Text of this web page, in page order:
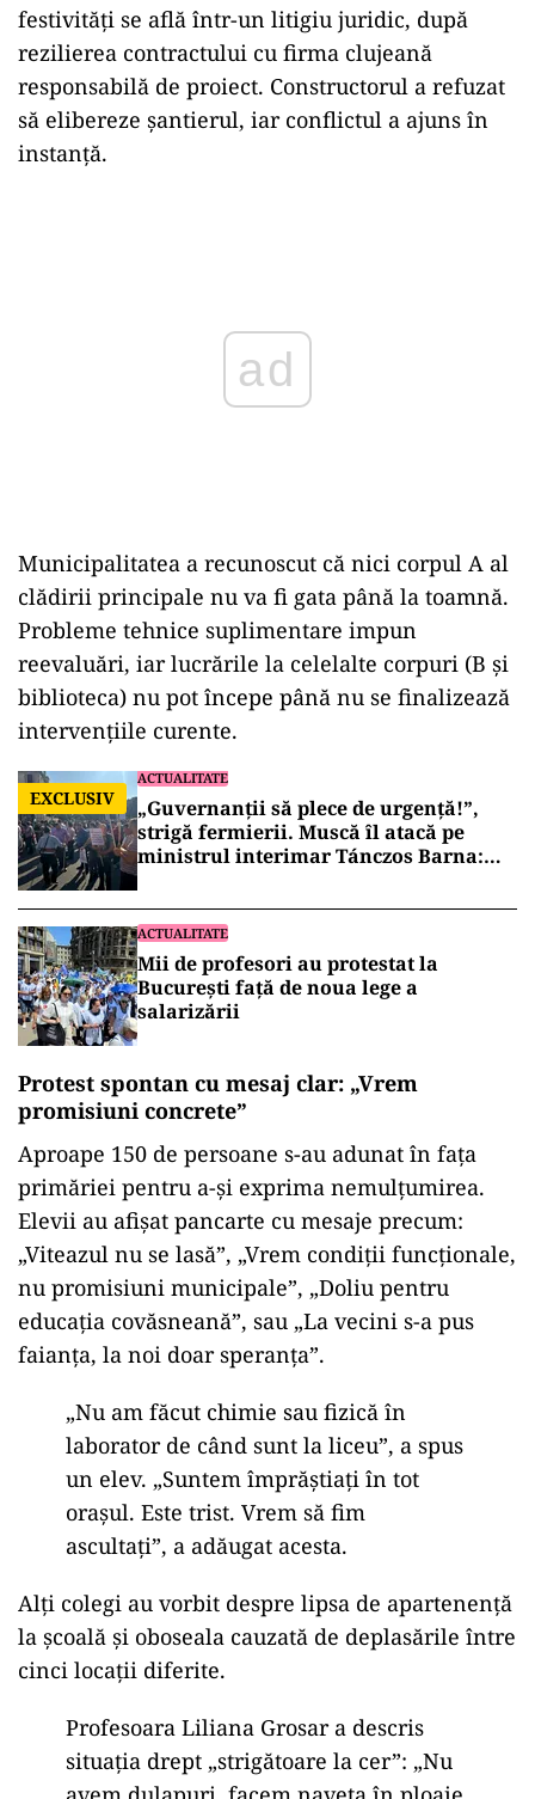
festivități se află într-un litigiu juridic, după
rezilierea contractului cu firma clujeană
responsabilă de proiect. Constructorul a refuzat
să elibereze șantierul, iar conflictul a ajuns în
instanță.
Municipalitatea a recunoscut că nici corpul A al
clădirii principale nu va fi gata până la toamnă.
Probleme tehnice suplimentare impun
reevaluări, iar lucrările la celelalte corpuri (B și
biblioteca) nu pot începe până nu se finalizează
intervențiile curente.
EXCLUSIV
ACTUALITATE
„Guvernanții să plece de urgență!”,
strigă fermierii. Muscă îl atacă pe
ministrul interimar Tánczos Barna:
ACTUALITATE
Mii de profesori au protestat la
București față de noua lege a
salarizării
Protest spontan cu mesaj clar: „Vrem
promisiuni concrete”
Aproape 150 de persoane s-au adunat în fața
primăriei pentru a-și exprima nemulțumirea.
Elevii au afișat pancarte cu mesaje precum:
„Viteazul nu se lasă”, „Vrem condiții funcționale,
nu promisiuni municipale”, „Doliu pentru
educația covăsneană”, sau „La vecini s-a pus
faianța, la noi doar speranța”.
„Nu am făcut chimie sau fizică în
laborator de când sunt la liceu”, a spus
un elev. „Suntem împrăștiați în tot
orașul. Este trist. Vrem să fim
ascultați”, a adăugat acesta.
Alți colegi au vorbit despre lipsa de apartenență
la școală și oboseala cauzată de deplasările între
cinci locații diferite.
Profesoara Liliana Grosar a descris
situația drept „strigătoare la cer”: „Nu